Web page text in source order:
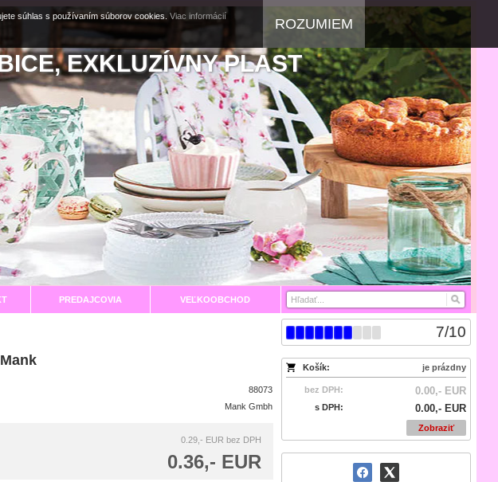
EXKLUZÍVNY PLAST
PREDAJCOVIA VEĽKOOBCHOD
7/10
Košík: je prázdny
bez DPH: 0.00,- EUR
s DPH: 0.00,- EUR
Zobraziť
88073
Mank Gmbh
0.29,- EUR bez DPH
0.36,- EUR
súhlas s používaním súborov cookies. Viac informácií
ROZUMIEM